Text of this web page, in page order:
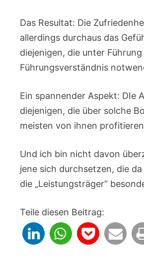
Das Resultat: Die
allerdings durchaus das
diejenigen, die unter
Führungsverständnis
Ein spannender Aspekt: DIe
diejenigen, die über solche
meisten von ihnen
Und ich bin nicht davon
jene sich durchsetzen, die
die „Leistungsträger“
Teile diesen Beitrag: